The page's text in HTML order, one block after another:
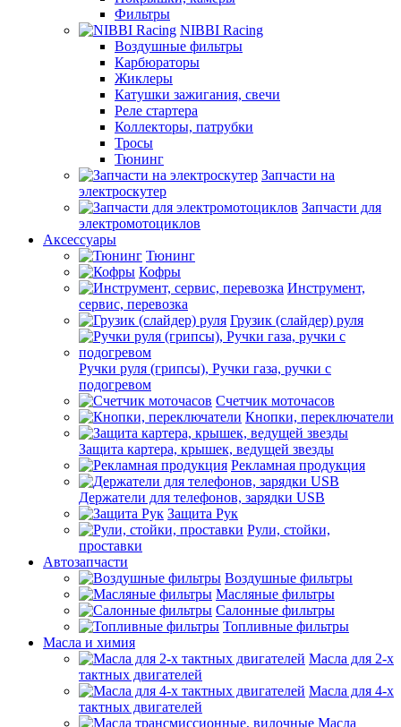
Фильтры
NIBBI Racing
Воздушные фильтры
Карбюраторы
Жиклеры
Катушки зажигания, свечи
Реле стартера
Коллекторы, патрубки
Тросы
Тюнинг
Запчасти на
электроскутер
Запчасти для
электромотоциклов
Аксессуары
Тюнинг
Кофры
Инструмент,
сервис, перевозка
Грузик (слайдер) руля
Ручки руля (грипсы), Ручки газа, ручки с
подогревом
Счетчик моточасов
Кнопки, переключатели
Защита картера, крышек, ведущей звезды
Рекламная продукция
Держатели для телефонов, зарядки USB
Защита Рук
Рули, стойки,
проставки
Автозапчасти
Воздушные фильтры
Масляные фильтры
Салонные фильтры
Топливные фильтры
Масла и химия
Масла для 2-х
тактных двигателей
Масла для 4-х
тактных двигателей
Масла